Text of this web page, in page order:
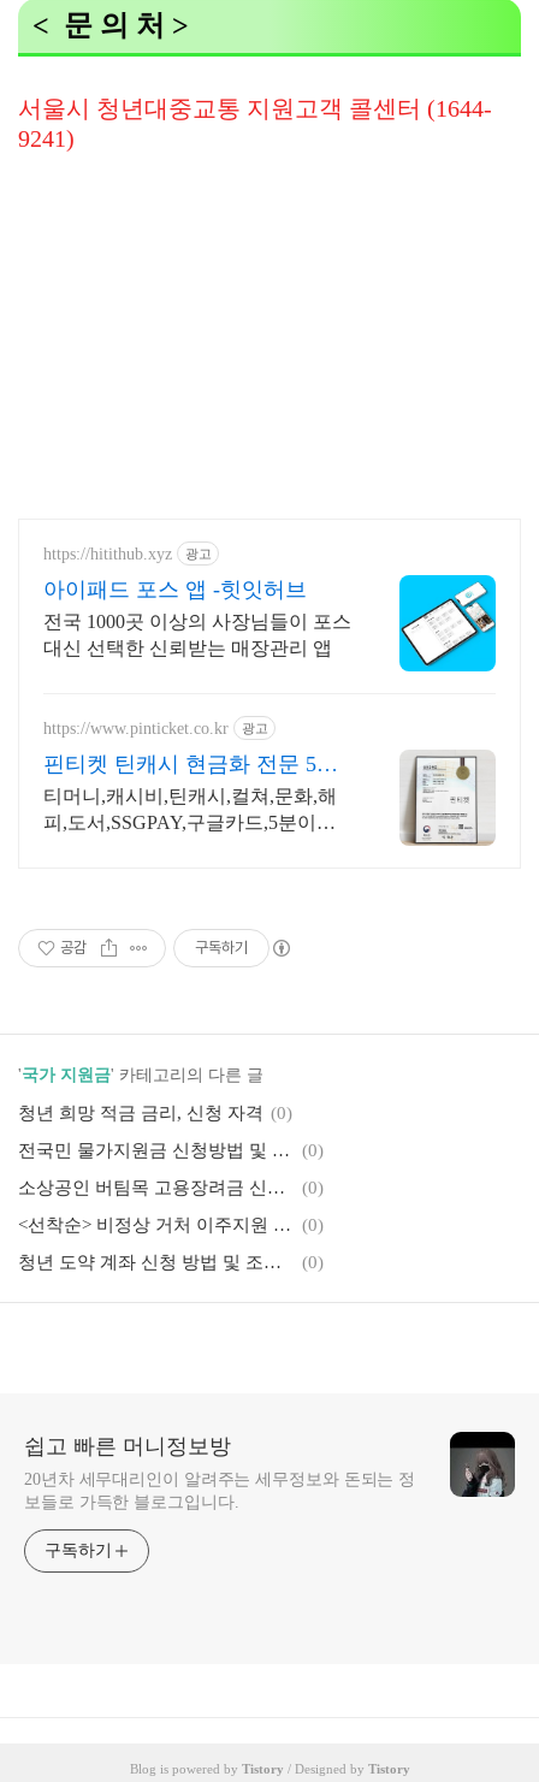
< 문 의 처 >
서울시 청년대중교통 지원고객 콜센터 (1644-
9241)
https://hitithub.xyz 광고
아이패드 포스 앱 -힛잇허브
전국 1000곳 이상의 사장님들이 포스
대신 선택한 신뢰받는 매장관리 앱
https://www.pinticket.co.kr 광고
핀티켓 틴캐시 현금화 전문 5분
이내 입금, 정식등록업체
티머니,캐시비,틴캐시,컬쳐,문화,해
피,도서,SSGPAY,구글카드,5분이내
공감 구독하기
'국가 지원금' 카테고리의 다른 글
청년 희망 적금 금리, 신청 자격 (0)
전국민 물가지원금 신청방법 및 지급일 (최대 40만원)
(0)
소상공인 버팀목 고용장려금 신청방법 서울시 300만원
(0)
<선착순> 비정상 거처 이주지원 버팀목전세자금대출_5천만원 정부지원금 무이자 10년, 신청기준 및 자격
(0)
청년 도약 계좌 신청 방법 및 조건 - 청년희망적금 통장 중복 여부
(0)
쉽고 빠른 머니정보방
20년차 세무대리인이 알려주는 세무정보와 돈되는 정
보들로 가득한 블로그입니다.
구독하기
Blog is powered by Tistory / Designed by Tistory